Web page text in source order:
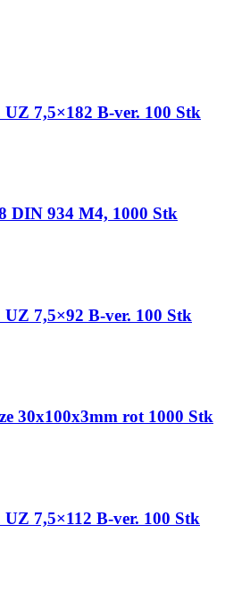
UZ 7,5×182 B-ver. 100 Stk
DIN 934 M4, 1000 Stk
UZ 7,5×92 B-ver. 100 Stk
30x100x3mm rot 1000 Stk
UZ 7,5×112 B-ver. 100 Stk